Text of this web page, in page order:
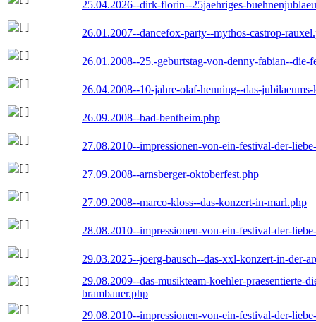
25.04.2026--dirk-florin--25jaehriges-
26.01.2007--dancefox-party--mythos-castrop-
26.01.2008--25.-geburtstag-von-denny-fabian--die-
26.04.2008--10-jahre-olaf-henning--das-
26.09.2008--bad-bentheim.php
27.08.2010--impressionen-von-ein-festival-der-
27.09.2008--arnsberger-oktoberfest.php
27.09.2008--marco-kloss--das-konzert-in-marl.php
28.08.2010--impressionen-von-ein-festival-der-
29.03.2025--joerg-bausch--das-xxl-konzert-in-der-
29.08.2009--das-musikteam-koehler-praesentierte-
brambauer.php
29.08.2010--impressionen-von-ein-festival-der-